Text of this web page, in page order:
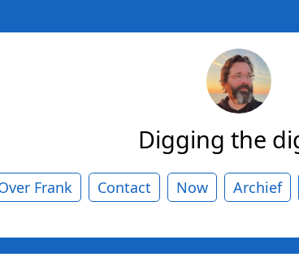
Digging the
Frank Contact Now Archief